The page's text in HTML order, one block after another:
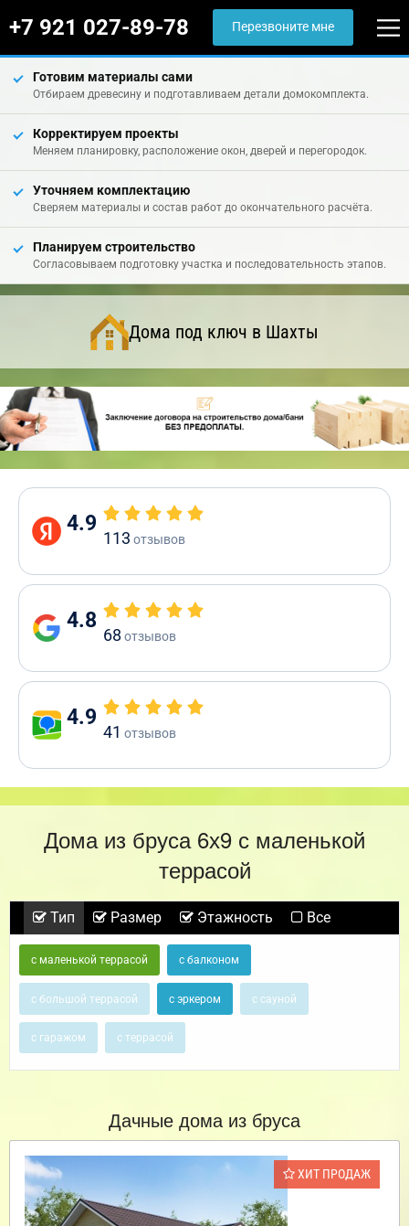
+7 921 027-89-78 Перезвоните мне
Готовим материалы сами
Отбираем древесину и подготавливаем детали домокомплекта.
Корректируем проекты
Меняем планировку, расположение окон, дверей и перегородок.
Уточняем комплектацию
Сверяем материалы и состав работ до окончательного расчёта.
Планируем строительство
Согласовываем подготовку участка и последовательность этапов.
Дома под ключ в Шахты
4.9
113 отзывов
4.8
68 отзывов
4.9
41 отзывов
Дома из бруса 6х9 с маленькой
террасой
Тип Размер Этажность Все
с маленькой террасой с балконом
с большой террасой с эркером с сауной
с гаражом с террасой
Дачные дома из бруса
ХИТ ПРОДАЖ